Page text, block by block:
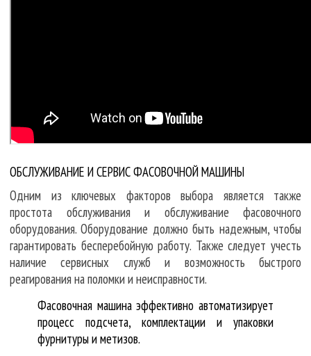
ОБСЛУЖИВАНИЕ И СЕРВИС ФАСОВОЧНОЙ МАШИНЫ
Одним из ключевых факторов выбора является также
простота обслуживания и обслуживание фасовочного
оборудования. Оборудование должно быть надежным, чтобы
гарантировать бесперебойную работу. Также следует учесть
наличие сервисных служб и возможность быстрого
реагирования на поломки и неисправности.
Фасовочная машина эффективно автоматизирует
процесс подсчета, комплектации и упаковки
фурнитуры и метизов.